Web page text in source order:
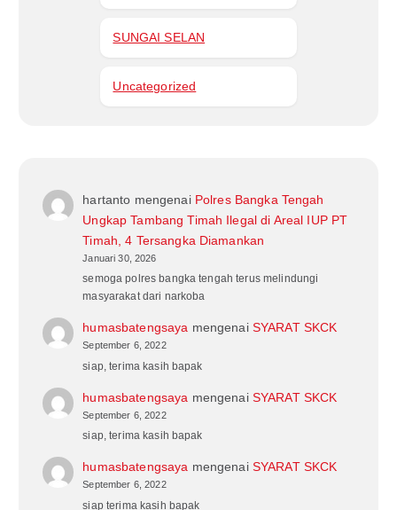
SUNGAI SELAN
Uncategorized
hartanto mengenai Polres Bangka Tengah
Ungkap Tambang Timah Ilegal di Areal IUP PT
Timah, 4 Tersangka Diamankan
Januari 30, 2026
semoga polres bangka tengah terus melindungi
masyarakat dari narkoba
humasbatengsaya mengenai SYARAT SKCK
September 6, 2022
siap, terima kasih bapak
humasbatengsaya mengenai SYARAT SKCK
September 6, 2022
siap, terima kasih bapak
humasbatengsaya mengenai SYARAT SKCK
September 6, 2022
siap terima kasih bapak